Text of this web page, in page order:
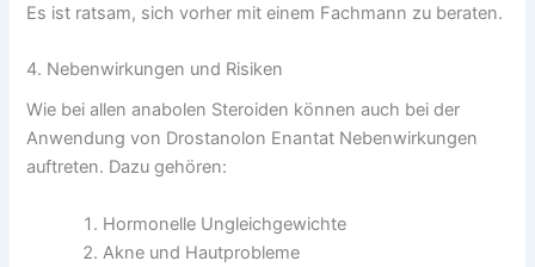
Es ist ratsam, sich vorher mit einem Fachmann zu beraten.
4. Nebenwirkungen und Risiken
Wie bei allen anabolen Steroiden können auch bei der
Anwendung von Drostanolon Enantat Nebenwirkungen
auftreten. Dazu gehören:
Hormonelle Ungleichgewichte
Akne und Hautprobleme